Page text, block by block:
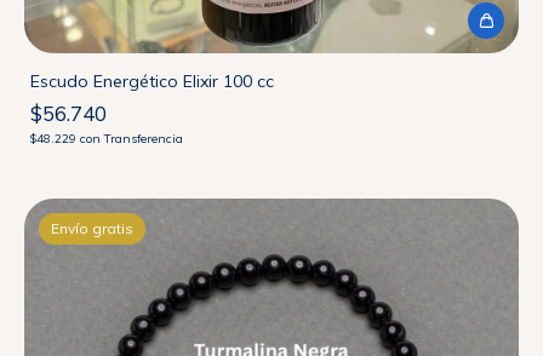
Escudo Energético Elixir 100 cc
$56.740
$48.229 con Transferencia
Envío gratis